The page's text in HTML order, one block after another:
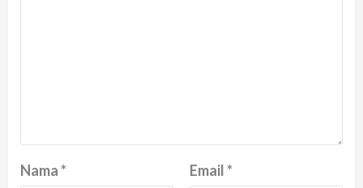
Nama* Email*